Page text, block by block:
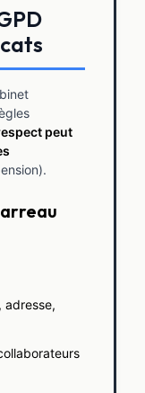
peut
adresse,